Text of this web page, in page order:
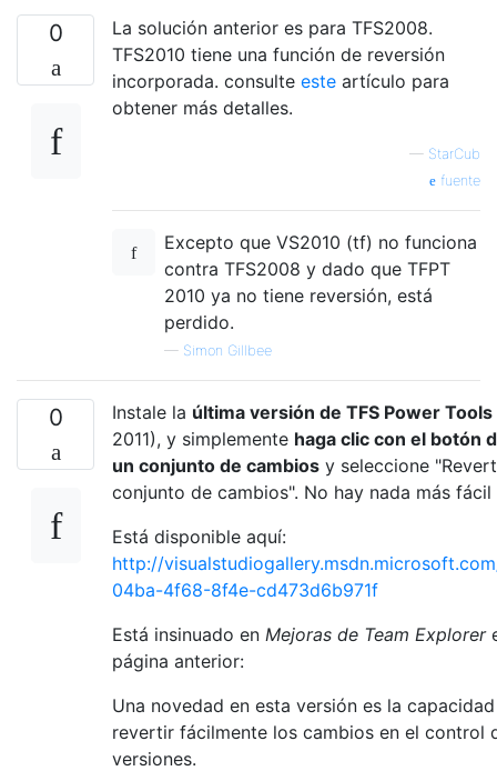
0
La solución anterior es para TFS2008.
TFS2010 tiene una función de reversión
incorporada. consulte este artículo para
obtener más detalles.
— StarCub
fuente
Excepto que VS2010 (tf) no funciona
contra TFS2008 y dado que TFPT
2010 ya no tiene reversión, está
perdido.
— Simon Gillbee
0 Instale la última versión de TFS Power Tools
2011), y simplemente haga clic con el botón
un conjunto de cambios y seleccione
conjunto de cambios". No hay nada más fácil
Está disponible aquí:
http://
04ba-4f68-8f4e-cd473d6b971f
Está insinuado en Mejoras de Team Explorer
página anterior:
Una novedad en esta versión es la
revertir fácilmente los cambios en el control
versiones.